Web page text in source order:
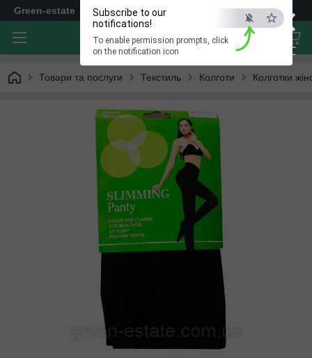
×
ESC
Subscribe to our
notifications!
To enable permission prompts, click
on the notification icon
Green-estate
Товари та послуги Текстиль Колготи Колготки